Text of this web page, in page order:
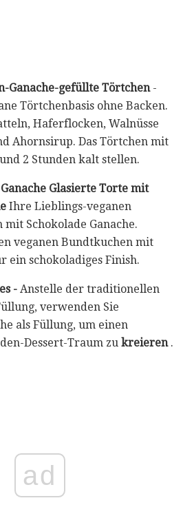
Ganache-gefüllte Törtchen-
Törtchenbasis ohne Backen.
Haferflocken, Walnüsse
Ahornsirup. Das Törtchen mit
2 Stunden kalt stellen.
Glasierte Torte mit
Ihre Lieblings-veganen
Schokolade Ganache.
veganen Bundtkuchen mit
ein schokoladiges Finish.
- Anstelle der traditionellen
verwenden Sie
als Füllung, um einen
Dessert-Traum zu kreieren.
ad